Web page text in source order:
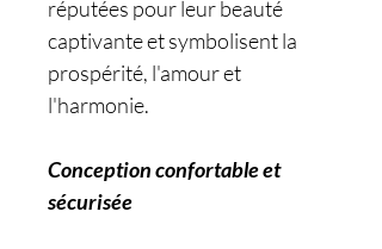
réputées pour leur beauté
captivante et symbolisent la
prospérité, l'amour et
l'harmonie.
Conception confortable et
sécurisée